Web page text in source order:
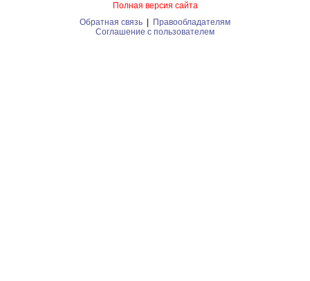
Полная версия сайта
Обратная связь
Правообладателям
Соглашение с пользователем